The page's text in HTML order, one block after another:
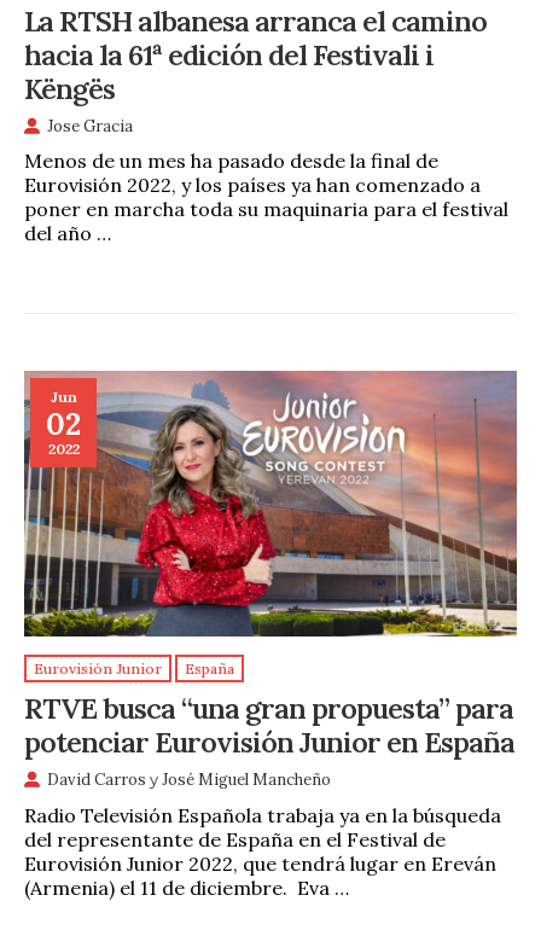
La RTSH albanesa arranca el camino
hacia la 61ª edición del Festivali i
Këngës
Jose Gracia
Menos de un mes ha pasado desde la final de
Eurovisión 2022, y los países ya han comenzado a
poner en marcha toda su maquinaria para el festival
del año …
Jun
02
2022
Eurovisión Junior España
RTVE busca “una gran propuesta” para
potenciar Eurovisión Junior en España
David Carros yJosé Miguel Mancheño
Radio Televisión Española trabaja ya en la búsqueda
del representante de España en el Festival de
Eurovisión Junior 2022, que tendrá lugar en Ereván
(Armenia) el 11 de diciembre. Eva …